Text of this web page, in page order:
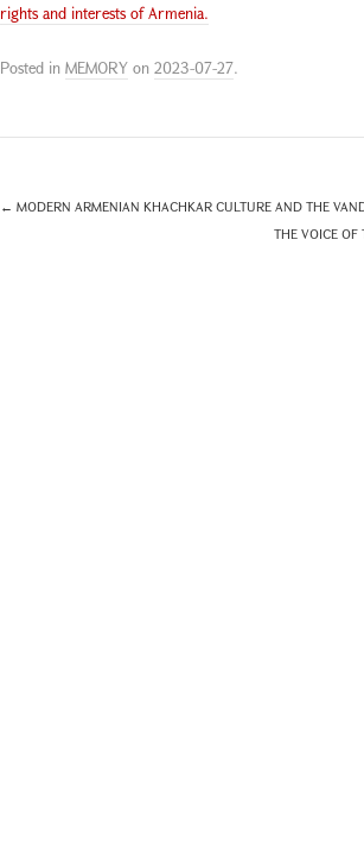
rights and interests of Armenia.
Posted in MEMORY on 2023-07-27.
← MODERN ARMENIAN KHACHKAR CULTURE AND THE
THE VOICE OF